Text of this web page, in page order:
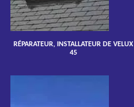
RÉPARATEUR, INSTALLATEUR DE VELUX
45